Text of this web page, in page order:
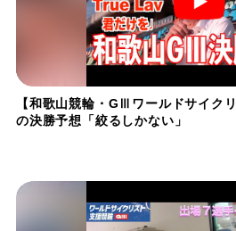
【和歌山競輪・GⅢワールドサイク
の決勝予想「絞るしかない」